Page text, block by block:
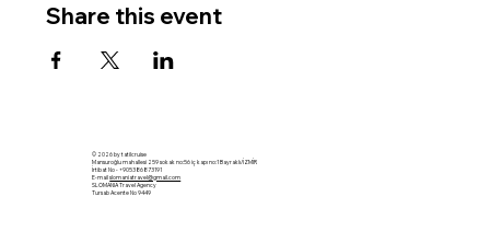
Share this event
© 2026 by tatilcruise
Mansuroğlu mahallesi 259 sokak no:56 iç kapı no:1 Bayraklı/İZMİR
İrtibat No - +905386873191
E-mailslomaniatravel@gmail.com
SLOMANIA Travel Agency
Tursab Acente No 9449